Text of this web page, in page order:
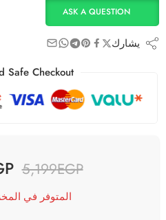
ASK A QUESTION
يشارك
Safe Checkout
5,199EGP
المتوفر في